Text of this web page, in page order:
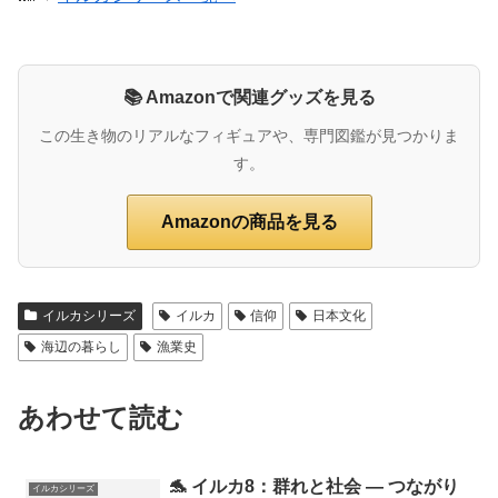
📚 Amazonで関連グッズを見る
この生き物のリアルなフィギュアや、専門図鑑が見つかりま
す。
Amazonの商品を見る
イルカシリーズ イルカ 信仰
日本文化
海辺の暮らし
漁業史
あわせて読む
イルカシリーズ
🐬 イルカ8：群れと社会 ― つながり